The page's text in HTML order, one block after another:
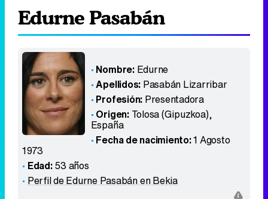
Edurne Pasabán
Nombre: Edurne
Apellidos: Pasabán Lizarribar
Profesión: Presentadora
Origen: Tolosa (Gipuzkoa),
España
Fecha de nacimiento:1 Agosto
1973
Edad:53 años
Perfil de Edurne Pasabán en Bekia